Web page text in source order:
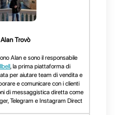
su WhatsApp
genera in maniera
tutte le statistiche
di un’azienda:
quelli ricevuti, quelli